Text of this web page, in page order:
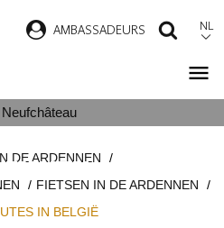
AMBASSADEURS NL
DE ARDENNEN
FIETSEN IN DE ARDENNEN
IN BELGIË